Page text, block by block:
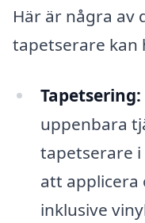
Här är några av
tapetserare kan
Tapetsering:
uppenbara
tapetserare
att applicera
inklusive